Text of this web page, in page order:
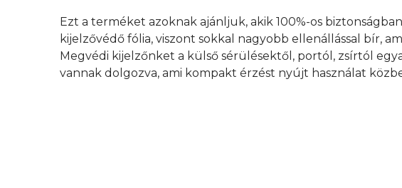
Ezt a terméket azoknak ajánljuk, akik 100%-os
kijelzővédő fólia, viszont sokkal nagyobb ellenállással bír,
Megvédi kijelzőnket a külső sérülésektől, portól, zsírtól
vannak dolgozva, ami kompakt érzést nyújt használat